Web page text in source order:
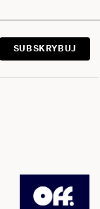
SUBSKRYBUJ